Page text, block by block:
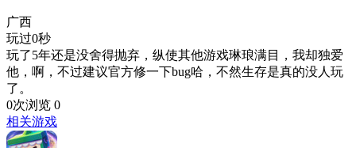
广西
玩过0秒
玩了5年还是没舍得抛弃，纵使其他游戏琳琅满目，我却独爱
他，啊，不过建议官方修一下bug哈，不然生存是真的没人玩
了。
0次浏览 0
相关游戏